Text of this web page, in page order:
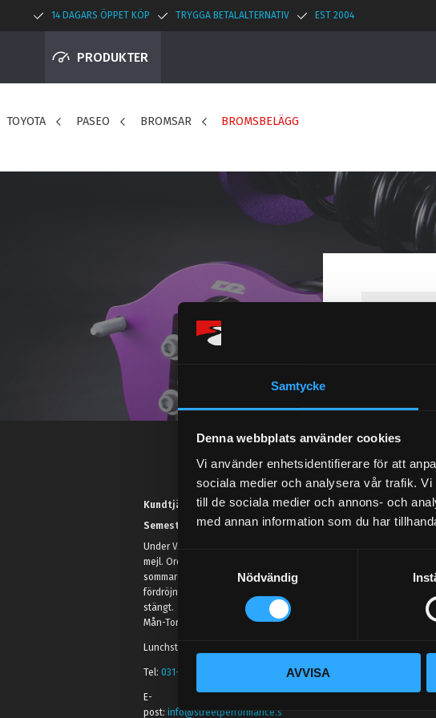
Samtycke
Denna webbplats använder cookies
Vi använder enhetsidentifierare för att
sociala medier och analysera vår trafik.
till de sociala medier och annons- och
med annan information som du har
S
a
c
k
s
Nödvändig
AVVISA
14 DAGARS ÖPPET KÖP TRYGGA BETALALTERNATIV EST 2004
PRODUKTER
TOYOTA PASEO BROMSAR BROMSBELÄGG
Kundtjänst telefon:
Semestertider.
Under V.27 - V.33 nås vi enbart på
mejl. Ordrar skickas under
sommaren men med viss
fördröjning. 2/7 -9/7 är det helt
stängt.
Mån-Tors: 10:30-15:00
Lunchstängt 12:00-13:00
Tel:031- 51 66 60
E-
post:info@streetperformance.s
KONTAKTA